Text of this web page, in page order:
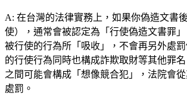
A: 在台灣的法律實務上，如果你偽造文書
使），通常會被認定為「行使偽造文書罪
被行使的行為所「吸收」，不會再另外處
的行使行為同時也構成詐欺取財等其他罪
之間可能會構成「想像競合犯」，法院會
處罰。